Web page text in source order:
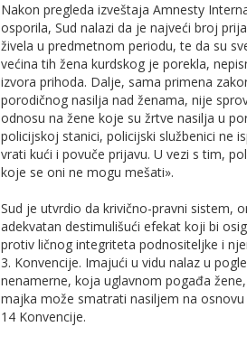
Nakon pregleda izveštaja Amnesty
osporila, Sud nalazi da je najveći broj
živela u predmetnom periodu, te da su
većina tih žena kurdskog je porekla,
izvora prihoda. Dalje, sama primena
porodičnog nasilja nad ženama, nije
odnosu na žene koje su žrtve nasilja u
policijskoj stanici, policijski službenici ne
vrati kući i povuče prijavu. U vezi s tim,
koje se oni ne mogu mešati».
Sud je utvrdio da krivično-pravni sistem,
adekvatan destimulišući efekat koji bi
protiv ličnog integriteta podnositeljke i
3. Konvencije. Imajući u vidu nalaz u
nenamerne, koja uglavnom pogađa
majka može smatrati nasiljem na
14 Konvencije.